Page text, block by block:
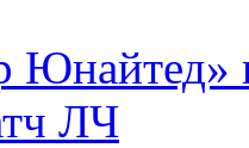
Юнайтед»
ЛЧ